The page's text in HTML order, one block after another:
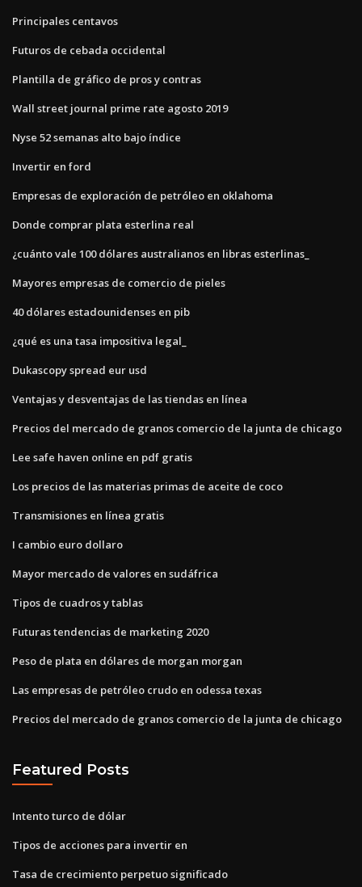
Principales centavos
Futuros de cebada occidental
Plantilla de gráfico de pros y contras
Wall street journal prime rate agosto 2019
Nyse 52 semanas alto bajo índice
Invertir en ford
Empresas de exploración de petróleo en oklahoma
Donde comprar plata esterlina real
¿cuánto vale 100 dólares australianos en libras esterlinas_
Mayores empresas de comercio de pieles
40 dólares estadounidenses en pib
¿qué es una tasa impositiva legal_
Dukascopy spread eur usd
Ventajas y desventajas de las tiendas en línea
Precios del mercado de granos comercio de la junta de chicago
Lee safe haven online en pdf gratis
Los precios de las materias primas de aceite de coco
Transmisiones en línea gratis
I cambio euro dollaro
Mayor mercado de valores en sudáfrica
Tipos de cuadros y tablas
Futuras tendencias de marketing 2020
Peso de plata en dólares de morgan morgan
Las empresas de petróleo crudo en odessa texas
Precios del mercado de granos comercio de la junta de chicago
Featured Posts
Intento turco de dólar
Tipos de acciones para invertir en
Tasa de crecimiento perpetuo significado